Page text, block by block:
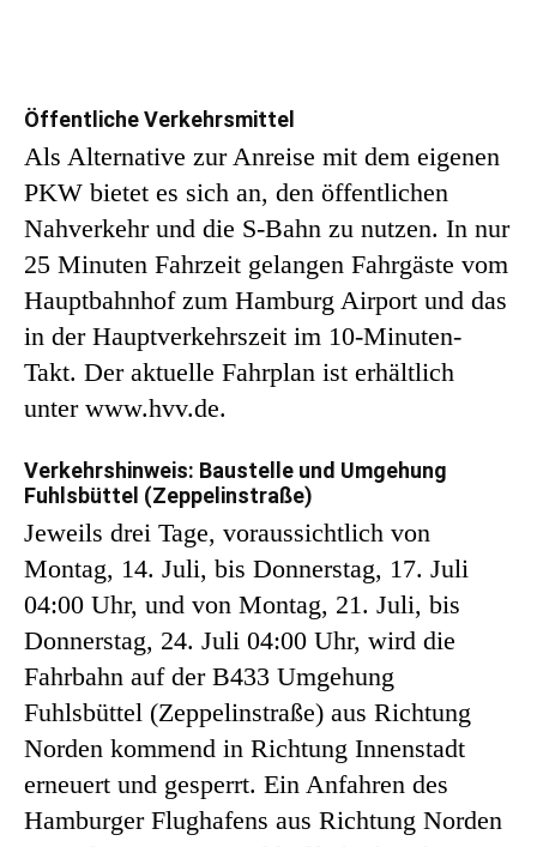
Öffentliche Verkehrsmittel
Als Alternative zur Anreise mit dem eigenen
PKW bietet es sich an, den öffentlichen
Nahverkehr und die S-Bahn zu nutzen. In nur
25 Minuten Fahrzeit gelangen Fahrgäste vom
Hauptbahnhof zum Hamburg Airport und das
in der Hauptverkehrszeit im 10-Minuten-
Takt. Der aktuelle Fahrplan ist erhältlich
unter www.hvv.de.
Verkehrshinweis: Baustelle und Umgehung
Fuhlsbüttel (Zeppelinstraße)
Jeweils drei Tage, voraussichtlich von
Montag, 14. Juli, bis Donnerstag, 17. Juli
04:00 Uhr, und von Montag, 21. Juli, bis
Donnerstag, 24. Juli 04:00 Uhr, wird die
Fahrbahn auf der B433 Umgehung
Fuhlsbüttel (Zeppelinstraße) aus Richtung
Norden kommend in Richtung Innenstadt
erneuert und gesperrt. Ein Anfahren des
Hamburger Flughafens aus Richtung Norden